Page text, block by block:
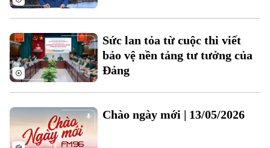
Sao
Điện ảnh
Thời trang
Sức lan tỏa từ cuộc thi viết
bảo vệ nền tảng tư tưởng của
Đảng
Chào ngày mới | 13/05/2026